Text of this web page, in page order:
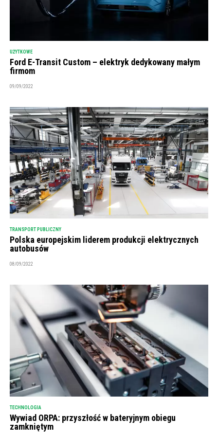
UŻYTKOWE
Ford E-Transit Custom – elektryk dedykowany małym
firmom
09/09/2022
TRANSPORT PUBLICZNY
Polska europejskim liderem produkcji elektrycznych
autobusów
08/09/2022
TECHNOLOGIA
Wywiad ORPA: przyszłość w bateryjnym obiegu
zamkniętym